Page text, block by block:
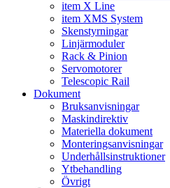
item X Line
item XMS System
Skenstyrningar
Linjärmoduler
Rack & Pinion
Servomotorer
Telescopic Rail
Dokument
Bruksanvisningar
Maskindirektiv
Materiella dokument
Monteringsanvisningar
Underhållsinstruktioner
Ytbehandling
Övrigt